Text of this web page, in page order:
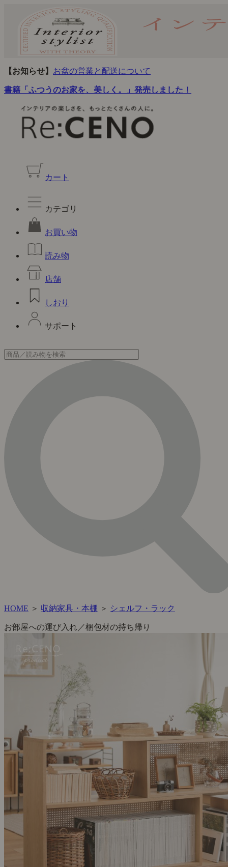
【お知らせ】 お盆の営業と配送について
書籍「ふつうのお家を、美しく。」発売しました！
カート
カテゴリ
お買い物
読み物
店舗
しおり
サポート
HOME ＞ 収納家具・本棚 ＞ シェルフ・ラック
お部屋への運び入れ／梱包材の持ち帰り